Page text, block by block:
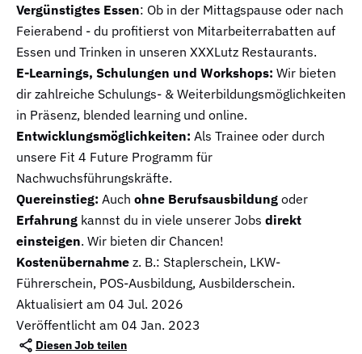
Vergünstigtes Essen: Ob in der Mittagspause oder nach
Feierabend - du profitierst von Mitarbeiterrabatten auf
Essen und Trinken in unseren XXXLutz Restaurants.
E-Learnings, Schulungen und Workshops: Wir bieten
dir zahlreiche Schulungs- & Weiterbildungsmöglichkeiten
in Präsenz, blended learning und online.
Entwicklungsmöglichkeiten: Als Trainee oder durch
unsere Fit 4 Future Programm für
Nachwuchsführungskräfte.
Quereinstieg: Auch ohne Berufsausbildung oder
Erfahrung kannst du in viele unserer Jobs direkt
einsteigen. Wir bieten dir Chancen!
Kostenübernahme z. B.: Staplerschein, LKW-
Führerschein, POS-Ausbildung, Ausbilderschein.
Aktualisiert am 04 Jul. 2026
Veröffentlicht am 04 Jan. 2023
Diesen Job teilen